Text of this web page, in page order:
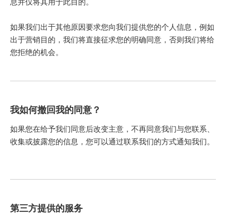
息并仅将其用于此目的。
如果我们出于其他原因要求您向我们提供您的个人信息，例如
出于营销目的，我们将直接征求您的明确同意，否则我们将给
您拒绝的机会。
我如何撤回我的同意？
如果您在给予我们同意后改变主意，不再同意我们与您联系、
收集或披露您的信息，您可以通过联系我们的方式通知我们。
第三方提供的服务